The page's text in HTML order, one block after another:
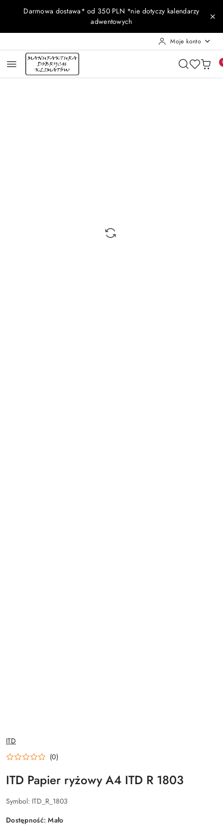
Przejdź do treści głównej
Przejdź do wyszukiwarki
Przejdź do moje konto
Przejdź do menu głównego
Przejdź do opisu produktu
Przejdź do stopki
Darmowa dostawa* od 350 PLN *nie dotyczy kalendarzy
adwentowych
Moje konto
NAZWA
PRODUCENTA:
ITD
(0)
ITD Papier ryżowy A4 ITD R 1803
Symbol: ITD_R_1803
Dostępność:Mało